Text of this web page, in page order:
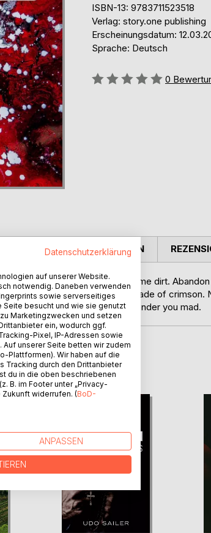
ISBN-13: 9783711523518
Verlag: story.one publishing
Erscheinungsdatum:
Sprache: Deutsch
Bewertung::
0
that we will not rot in the same dirt.
stain the snow in the same shade of
to face the truth for it can render you mad.
PRESSESTIMMEN
BEIBoD
Datenschutzerklärung
auf unserer Website.
notwendig. Daneben verwenden
sowie serverseitiges
Seite besucht und wie sie genutzt
Marketingzwecken und setzen
ein, wodurch ggf.
Pixel, IP-Adressen sowie
unserer Seite betten wir zudem
Plattformen). Wir haben auf die
Tracking durch den Drittanbieter
du in die oben beschriebenen
B. im Footer unter „Privacy-
Zukunft widerrufen. (BoD-
ANPASSEN